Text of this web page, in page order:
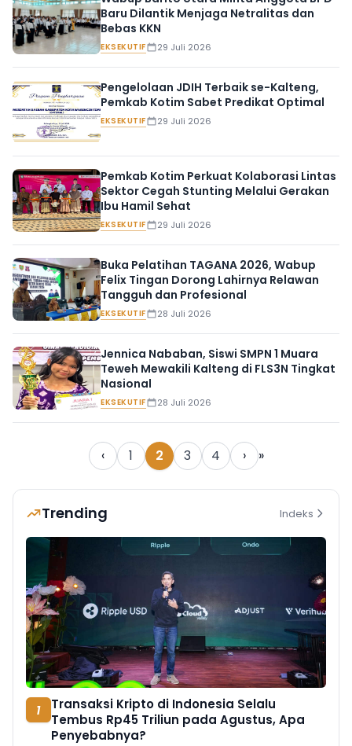
Baru Dilantik Menjaga Netralitas dan
Bebas KKN
EKSEKUTIF 29 Juli 2026
Pengelolaan JDIH Terbaik se-Kalteng,
Pemkab Kotim Sabet Predikat Optimal
EKSEKUTIF 29 Juli 2026
Pemkab Kotim Perkuat Kolaborasi Lintas
Sektor Cegah Stunting Melalui Gerakan
Ibu Hamil Sehat
EKSEKUTIF 29 Juli 2026
Buka Pelatihan TAGANA 2026, Wabup
Felix Tingan Dorong Lahirnya Relawan
Tangguh dan Profesional
EKSEKUTIF 28 Juli 2026
Jennica Nababan, Siswi SMPN 1 Muara
Teweh Mewakili Kalteng di FLS3N Tingkat
Nasional
EKSEKUTIF 28 Juli 2026
‹ 1 2 3 4 › »
Trending Indeks
1
Transaksi Kripto di Indonesia Selalu
Tembus Rp45 Triliun pada Agustus, Apa
Penyebabnya?